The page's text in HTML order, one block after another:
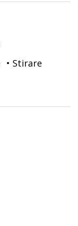
• Stirare